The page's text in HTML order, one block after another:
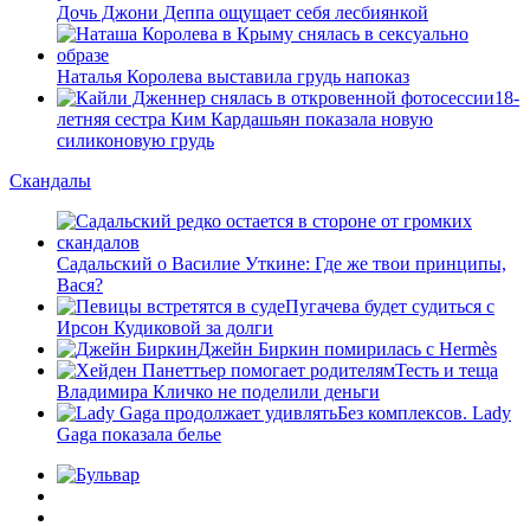
Дочь Джони Деппа ощущает себя лесбиянкой
Наталья Королева выставила грудь напоказ
18-
летняя сестра Ким Кардашьян показала новую
силиконовую грудь
Скандалы
Садальский о Василие Уткине: Где же твои принципы,
Вася?
Пугачева будет судиться с
Ирсон Кудиковой за долги
Джейн Биркин помирилась с Hermès
Тесть и теща
Владимира Кличко не поделили деньги
Без комплексов. Lady
Gaga показала белье